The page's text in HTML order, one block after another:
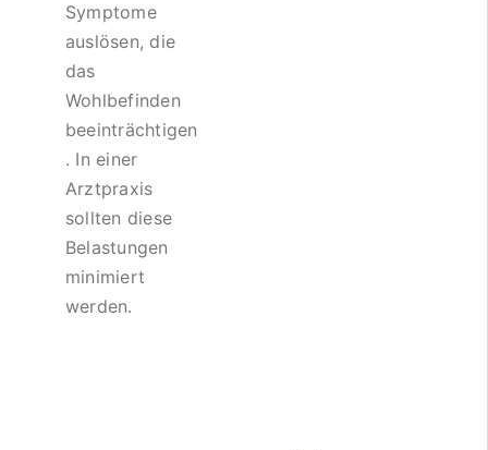
Symptome
auslösen, die
das
Wohlbefinden
beeinträchtigen
. In einer
Arztpraxis
sollten diese
Belastungen
minimiert
werden.